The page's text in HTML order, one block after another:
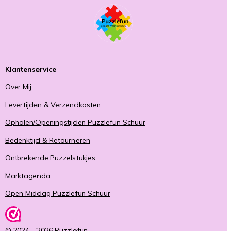
Klantenservice
Over Mij
Levertijden & Verzendkosten
Ophalen/Openingstijden Puzzlefun Schuur
Bedenktijd & Retourneren
Ontbrekende Puzzelstukjes
Marktagenda
Open Middag Puzzlefun Schuur